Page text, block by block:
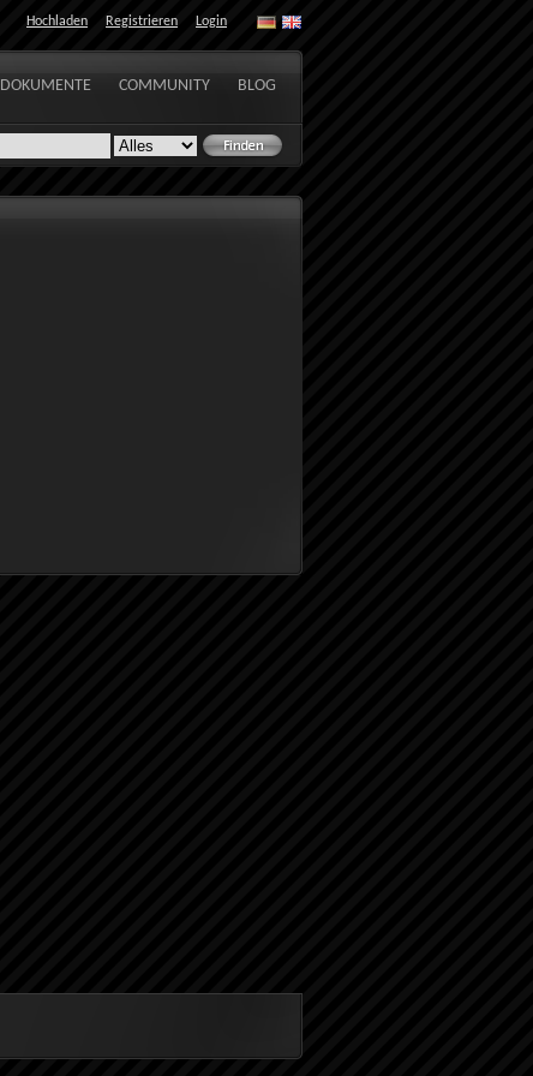
Hochladen Registrieren Login
DOKUMENTE COMMUNITY BLOG